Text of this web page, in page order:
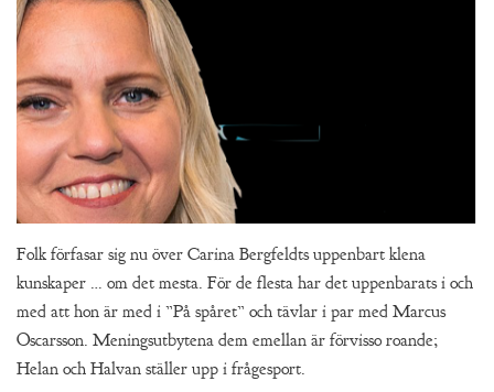
Folk förfasar sig nu över Carina Bergfeldts uppenbart klena
kunskaper … om det mesta. För de flesta har det uppenbarats i och
med att hon är med i ”På spåret” och tävlar i par med Marcus
Oscarsson. Meningsutbytena dem emellan är förvisso roande;
Helan och Halvan ställer upp i frågesport.